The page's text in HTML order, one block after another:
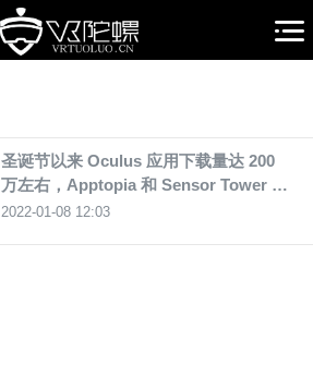
圣诞节以来 Oculus 应用下载量达 200
万左右，Apptopia 和 Sensor Tower 数
据显示
2022-01-08 12:03